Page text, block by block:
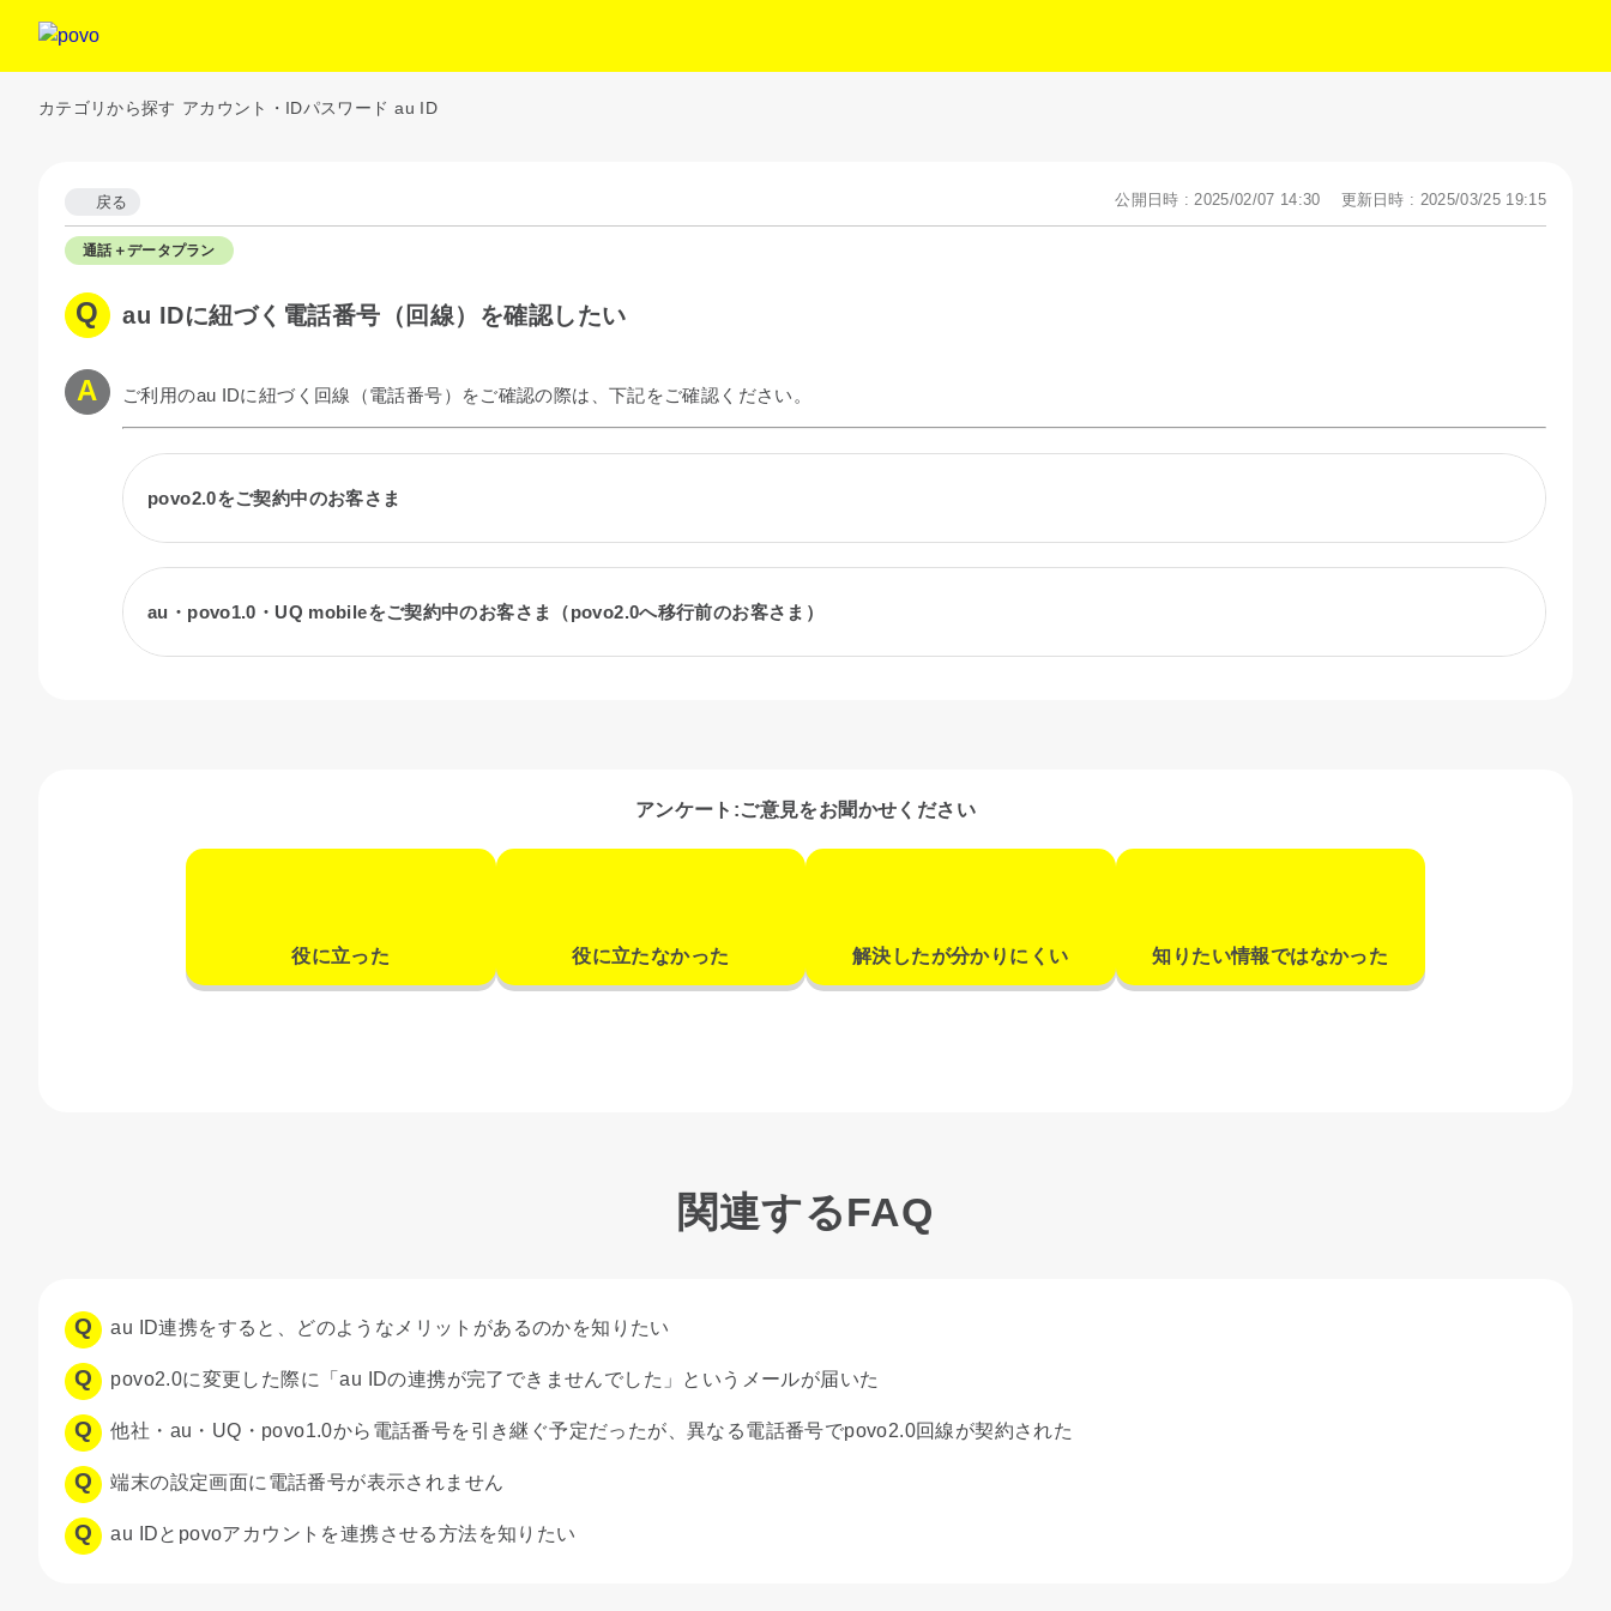
カテゴリから探す アカウント・IDパスワード au ID
戻る 公開日時 : 2025/02/07 14:30 更新日時 : 2025/03/25 19:15
通話＋データプラン
au IDに紐づく電話番号（回線）を確認したい
ご利用のau IDに紐づく回線（電話番号）をご確認の際は、下記をご確認ください。
povo2.0をご契約中のお客さま
au・povo1.0・UQ mobileをご契約中のお客さま（povo2.0へ移行前のお客さま）
アンケート:ご意見をお聞かせください
役に立った 役に立たなかった 解決したが分かりにくい 知りたい情報ではなかった
関連するFAQ
au ID連携をすると、どのようなメリットがあるのかを知りたい
povo2.0に変更した際に「au IDの連携が完了できませんでした」というメールが届いた
他社・au・UQ・povo1.0から電話番号を引き継ぐ予定だったが、異なる電話番号でpovo2.0回線が契約された
端末の設定画面に電話番号が表示されません
au IDとpovoアカウントを連携させる方法を知りたい